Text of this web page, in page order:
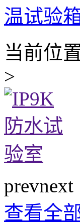
温试验
当前位
>
prevnext
查看全